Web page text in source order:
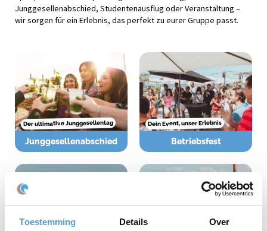
Toestemming Details Over
Junggesellenabschied, Studentenausflug oder Veranstaltung –
wir sorgen für ein Erlebnis, das perfekt zu eurer Gruppe passt.
Der ultimative Junggesellentag
Junggesellenabschied
Dein Event, unser Erlebnis
Betriebsfest